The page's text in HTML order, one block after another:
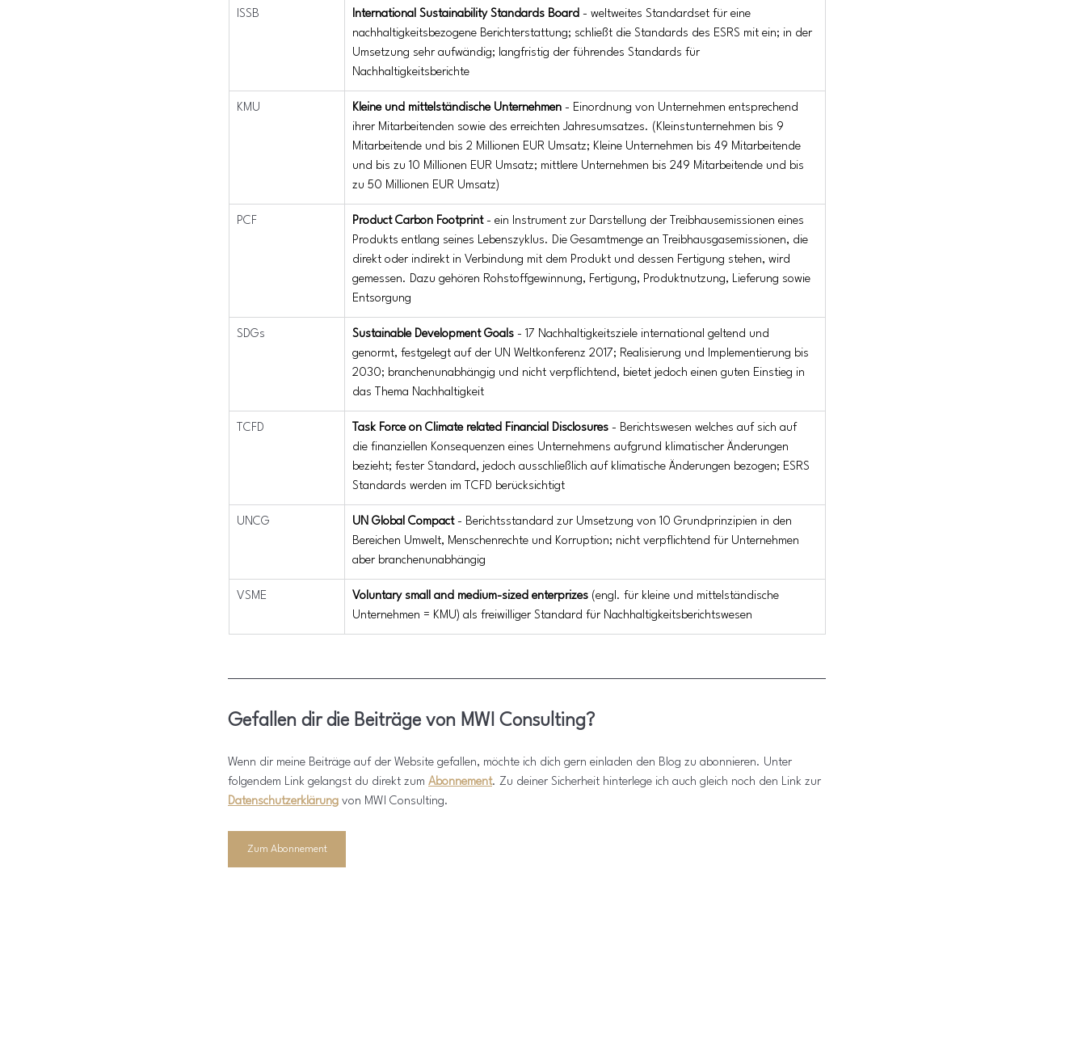
ISSB International Sustainability Standards Board - weltweites Standardset für eine
nachhaltigkeitsbezogene Berichterstattung; schließt die Standards des ESRS mit ein; in der
Umsetzung sehr aufwändig; langfristig der führendes Standards für
Nachhaltigkeitsberichte
KMU Kleine und mittelständische Unternehmen - Einordnung von Unternehmen entsprechend
ihrer Mitarbeitenden sowie des erreichten Jahresumsatzes. (Kleinstunternehmen bis 9
Mitarbeitende und bis 2 Millionen EUR Umsatz; Kleine Unternehmen bis 49 Mitarbeitende
und bis zu 10 Millionen EUR Umsatz; mittlere Unternehmen bis 249 Mitarbeitende und bis
zu 50 Millionen EUR Umsatz)
PCF Product Carbon Footprint - ein Instrument zur Darstellung der Treibhausemissionen eines
Produkts entlang seines Lebenszyklus. Die Gesamtmenge an Treibhausgasemissionen, die
direkt oder indirekt in Verbindung mit dem Produkt und dessen Fertigung stehen, wird
gemessen. Dazu gehören Rohstoffgewinnung, Fertigung, Produktnutzung, Lieferung sowie
Entsorgung
SDGs Sustainable Development Goals - 17 Nachhaltigkeitsziele international geltend und
genormt, festgelegt auf der UN Weltkonferenz 2017; Realisierung und Implementierung bis
2030; branchenunabhängig und nicht verpflichtend, bietet jedoch einen guten Einstieg in
das Thema Nachhaltigkeit
TCFD Task Force on Climate related Financial Disclosures - Berichtswesen welches auf sich auf
die finanziellen Konsequenzen eines Unternehmens aufgrund klimatischer Änderungen
bezieht; fester Standard, jedoch ausschließlich auf klimatische Änderungen bezogen; ESRS
Standards werden im TCFD berücksichtigt
UNCG UN Global Compact - Berichtsstandard zur Umsetzung von 10 Grundprinzipien in den
Bereichen Umwelt, Menschenrechte und Korruption; nicht verpflichtend für Unternehmen
aber branchenunabhängig
VSME Voluntary small and medium-sized enterprizes (engl. für kleine und mittelständische
Unternehmen = KMU) als freiwilliger Standard für Nachhaltigkeitsberichtswesen
Gefallen dir die Beiträge von MWI Consulting?
Wenn dir meine Beiträge auf der Website gefallen, möchte ich dich gern einladen den Blog zu abonnieren. Unter
folgendem Link gelangst du direkt zum Abonnement. Zu deiner Sicherheit hinterlege ich auch gleich noch den Link zur
Datenschutzerklärung von MWI Consulting.
Zum Abonnement